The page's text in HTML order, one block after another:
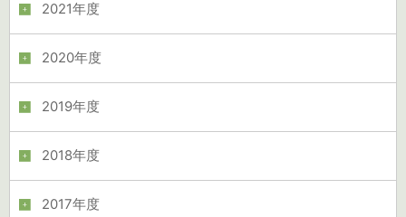
2021年度
2020年度
2019年度
2018年度
2017年度